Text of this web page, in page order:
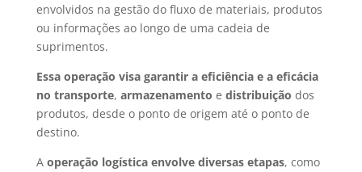
envolvidos na gestão do fluxo de materiais, produtos
ou informações ao longo de uma cadeia de
suprimentos.
Essa operação visa garantir a eficiência e a eficácia
no transporte, armazenamento e distribuição dos
produtos, desde o ponto de origem até o ponto de
destino.
A operação logística envolve diversas etapas, como